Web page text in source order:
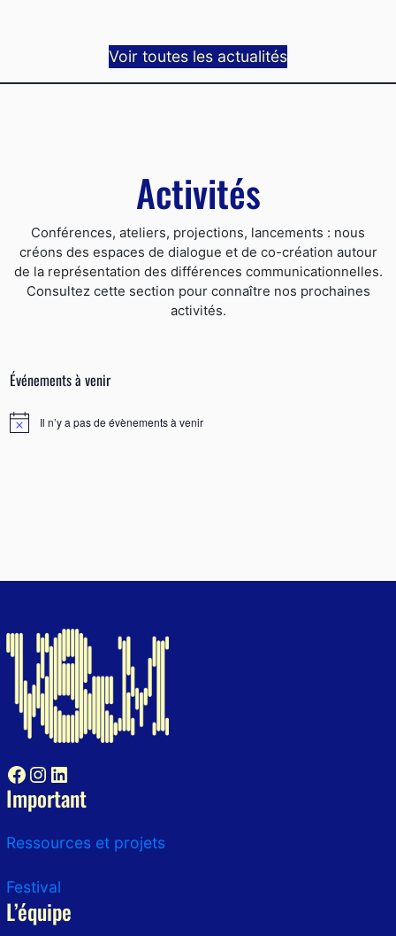
Voir toutes les actualités
Activités
Conférences, ateliers, projections, lancements : nous
créons des espaces de dialogue et de co-création autour
de la représentation des différences communicationnelles.
Consultez cette section pour connaître nos prochaines
activités.
Événements à venir
N
Il n’y a pas de évènements à venir
Facebook Instagram LinkedIn
Important
Ressources et projets
Festival
L’équipe